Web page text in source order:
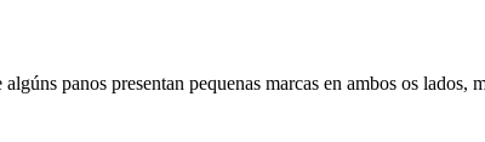
panos presentan pequenas marcas en ambos os lados,